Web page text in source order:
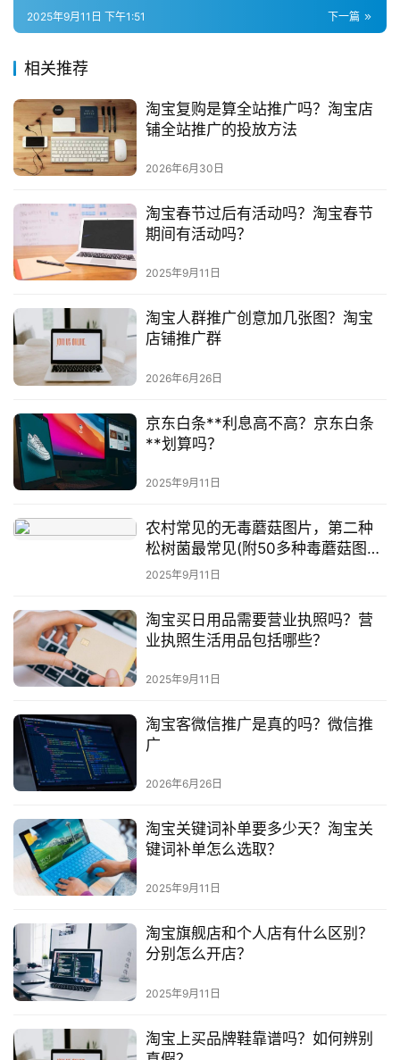
域
社
群
问
社
区
下一篇
2025年9月11日 下午1:51
相关推荐
淘宝复购是算全站推广吗？淘宝店
铺全站推广的投放方法
2026年6月30日
淘宝春节过后有活动吗？淘宝春节
期间有活动吗？
2025年9月11日
淘宝人群推广创意加几张图？淘宝
店铺推广群
2026年6月26日
京东白条**利息高不高？京东白条
**划算吗？
2025年9月11日
农村常见的无毒蘑菇图片，第二种
松树菌最常见(附50多种毒蘑菇图
片)
2025年9月11日
淘宝买日用品需要营业执照吗？营
业执照生活用品包括哪些？
2025年9月11日
淘宝客微信推广是真的吗？微信推
广
2026年6月26日
淘宝关键词补单要多少天？淘宝关
键词补单怎么选取？
2025年9月11日
​淘宝旗舰店和个人店有什么区别？
分别怎么开店？
2025年9月11日
淘宝上买品牌鞋靠谱吗？如何辨别